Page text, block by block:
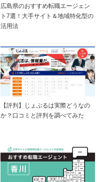
広島県のおすすめ転職エージェン
ト7選！大手サイト＆地域特化型の
活用法
【評判】じょぶるは実際どうなの
か？口コミと評判を調べてみた